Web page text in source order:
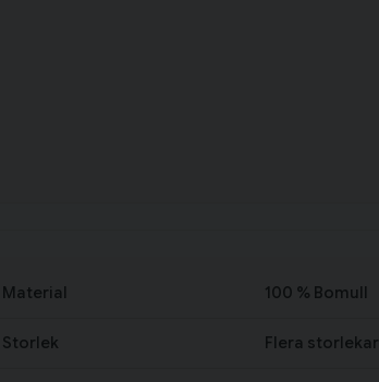
Material 100 % Bomull
Storlek Flera storlekar